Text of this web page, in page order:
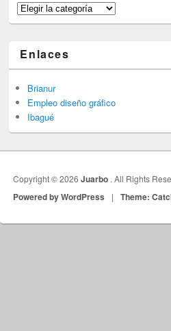
Categorías
Enlaces
Brianur
Empleo diseño gráfico
Ibagué
Copyright © 2026Juarbo . All Rights
Powered by WordPress | Theme: